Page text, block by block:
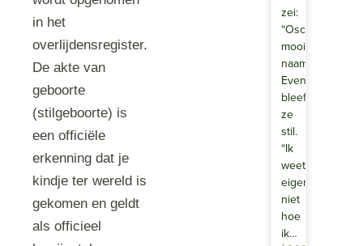
in het
overlijdensregister.
De akte van
geboorte
(stilgeboorte) is
een officiële
erkenning dat je
kindje ter wereld is
gekomen en geldt
als officieel
zei:
“Oscar,
mooie
naam.”
Even
bleef
ze
stil.
“Ik
weet
eigenlijk
niet
hoe
ik…